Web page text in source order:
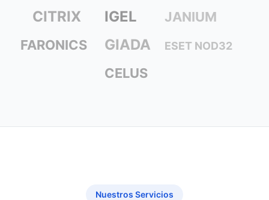
CITRIX IGEL
JANIUM
FARONICS
GIADA ESET NOD32
CELUS
Nuestros Servicios